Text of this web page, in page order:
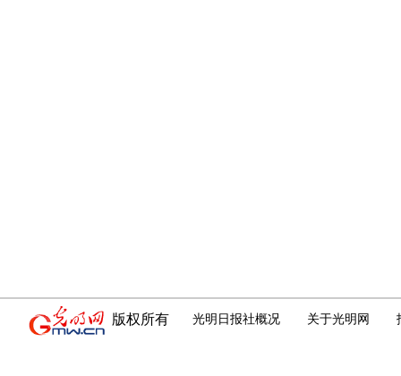
版权所有 光明日报社概况 关于光明网